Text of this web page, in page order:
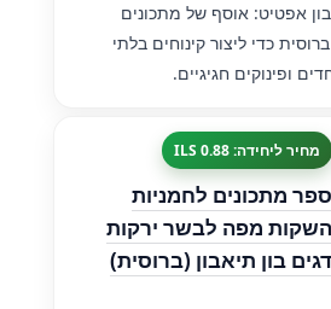
אפטיט: אוסף של מתכונים
כדי ליצור קינוחים בלתי
ופינוקים חגיגיים.
מחיר ליחידה: 0.88 ILS
ספר מתכונים לחמניות
השקות מפה לבשר ירקות
דגים בון תיאבון (ברוסית)